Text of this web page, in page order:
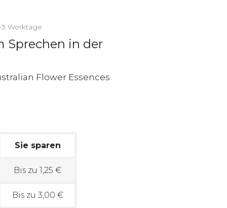
3 Werktage
Sprechen in der
Sie sparen
Bis zu 1,25 €
Bis zu 3,00 €